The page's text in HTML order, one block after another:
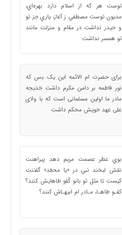
توست هر که از اسلام دارد بهره‌اي،
مديون توست مصطفي ز آغاز، ياري جز تو
و حيدر نداشت در مقام و منزلت مانند
تو همسر نداشت
برای حضرت ام الائمه این یک بس که
نور فاطمه بر دامن مکرم داشت خدیجه
مادر ما اولین مسلمانی است که با ولای
علی عهد خویش محکم داشت
بوي عطر عصمت مريم دهد پيراهنت
نقش لبخند نبي در «يا محمّد» گفتنت
کيست تا مثل تو بانو کُفو طاهايش کنند؟
کفـو طاهـا، مـادر ام ابيهـاش کنند؟